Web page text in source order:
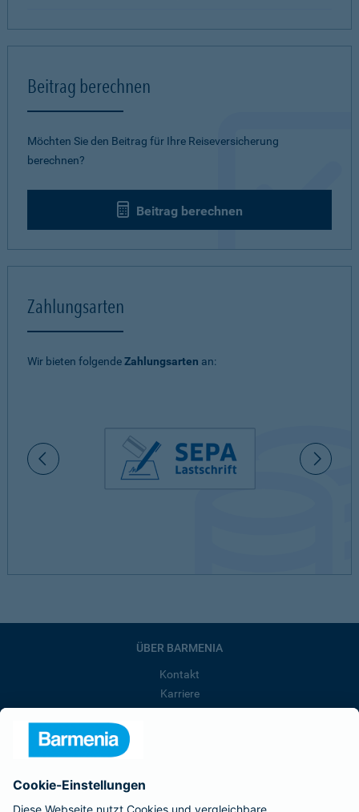
Beitrag berechnen
Möchten Sie den Beitrag für Ihre Reiseversicherung
berechnen?
Beitrag berechnen
Zahlungsarten
Wir bieten folgendeZahlungsarten an:
ÜBER BARMENIA
Kontakt
Karriere
Presse
Barmenia ist Teil der BarmeniaGothaer